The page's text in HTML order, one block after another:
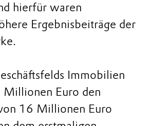
hierfür waren
Ergebnisbeiträge der
Immobilien
Euro den
16 Millionen Euro